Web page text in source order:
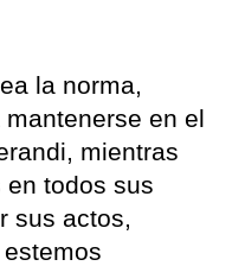
la norma,
en el
mientras
todos sus
sus actos,